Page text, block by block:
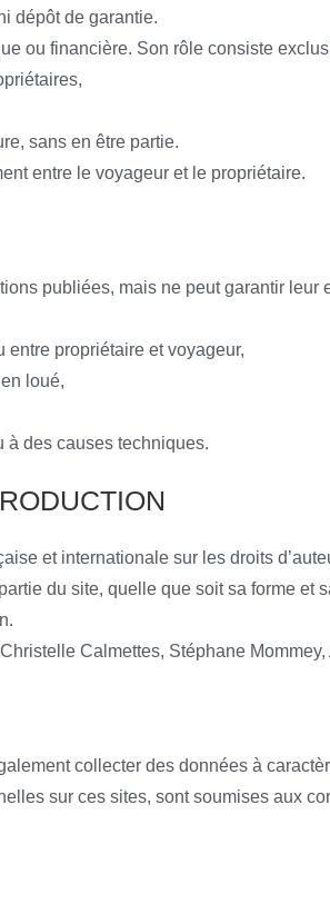
dépôt de garantie.
ou financière. Son rôle consiste
sans en être partie.
entre le voyageur et le propriétaire.
publiées, mais ne peut garantir leur
entre propriétaire et voyageur,
loué,
à des causes techniques.
et internationale sur les droits
du site, quelle que soit sa forme et
Calmettes, Stéphane
collecter des données à
sur ces sites, sont soumises aux